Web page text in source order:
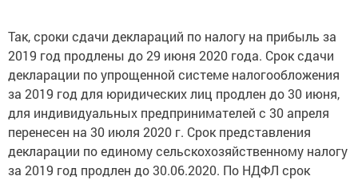
Так, сроки сдачи деклараций по налогу на прибыль за
2019 год продлены до 29 июня 2020 года. Срок сдачи
декларации по упрощенной системе налогообложения
за 2019 год для юридических лиц продлен до 30 июня,
для индивидуальных предпринимателей с 30 апреля
перенесен на 30 июля 2020 г. Срок представления
декларации по единому сельскохозяйственному налогу
за 2019 год продлен до 30.06.2020. По НДФЛ срок